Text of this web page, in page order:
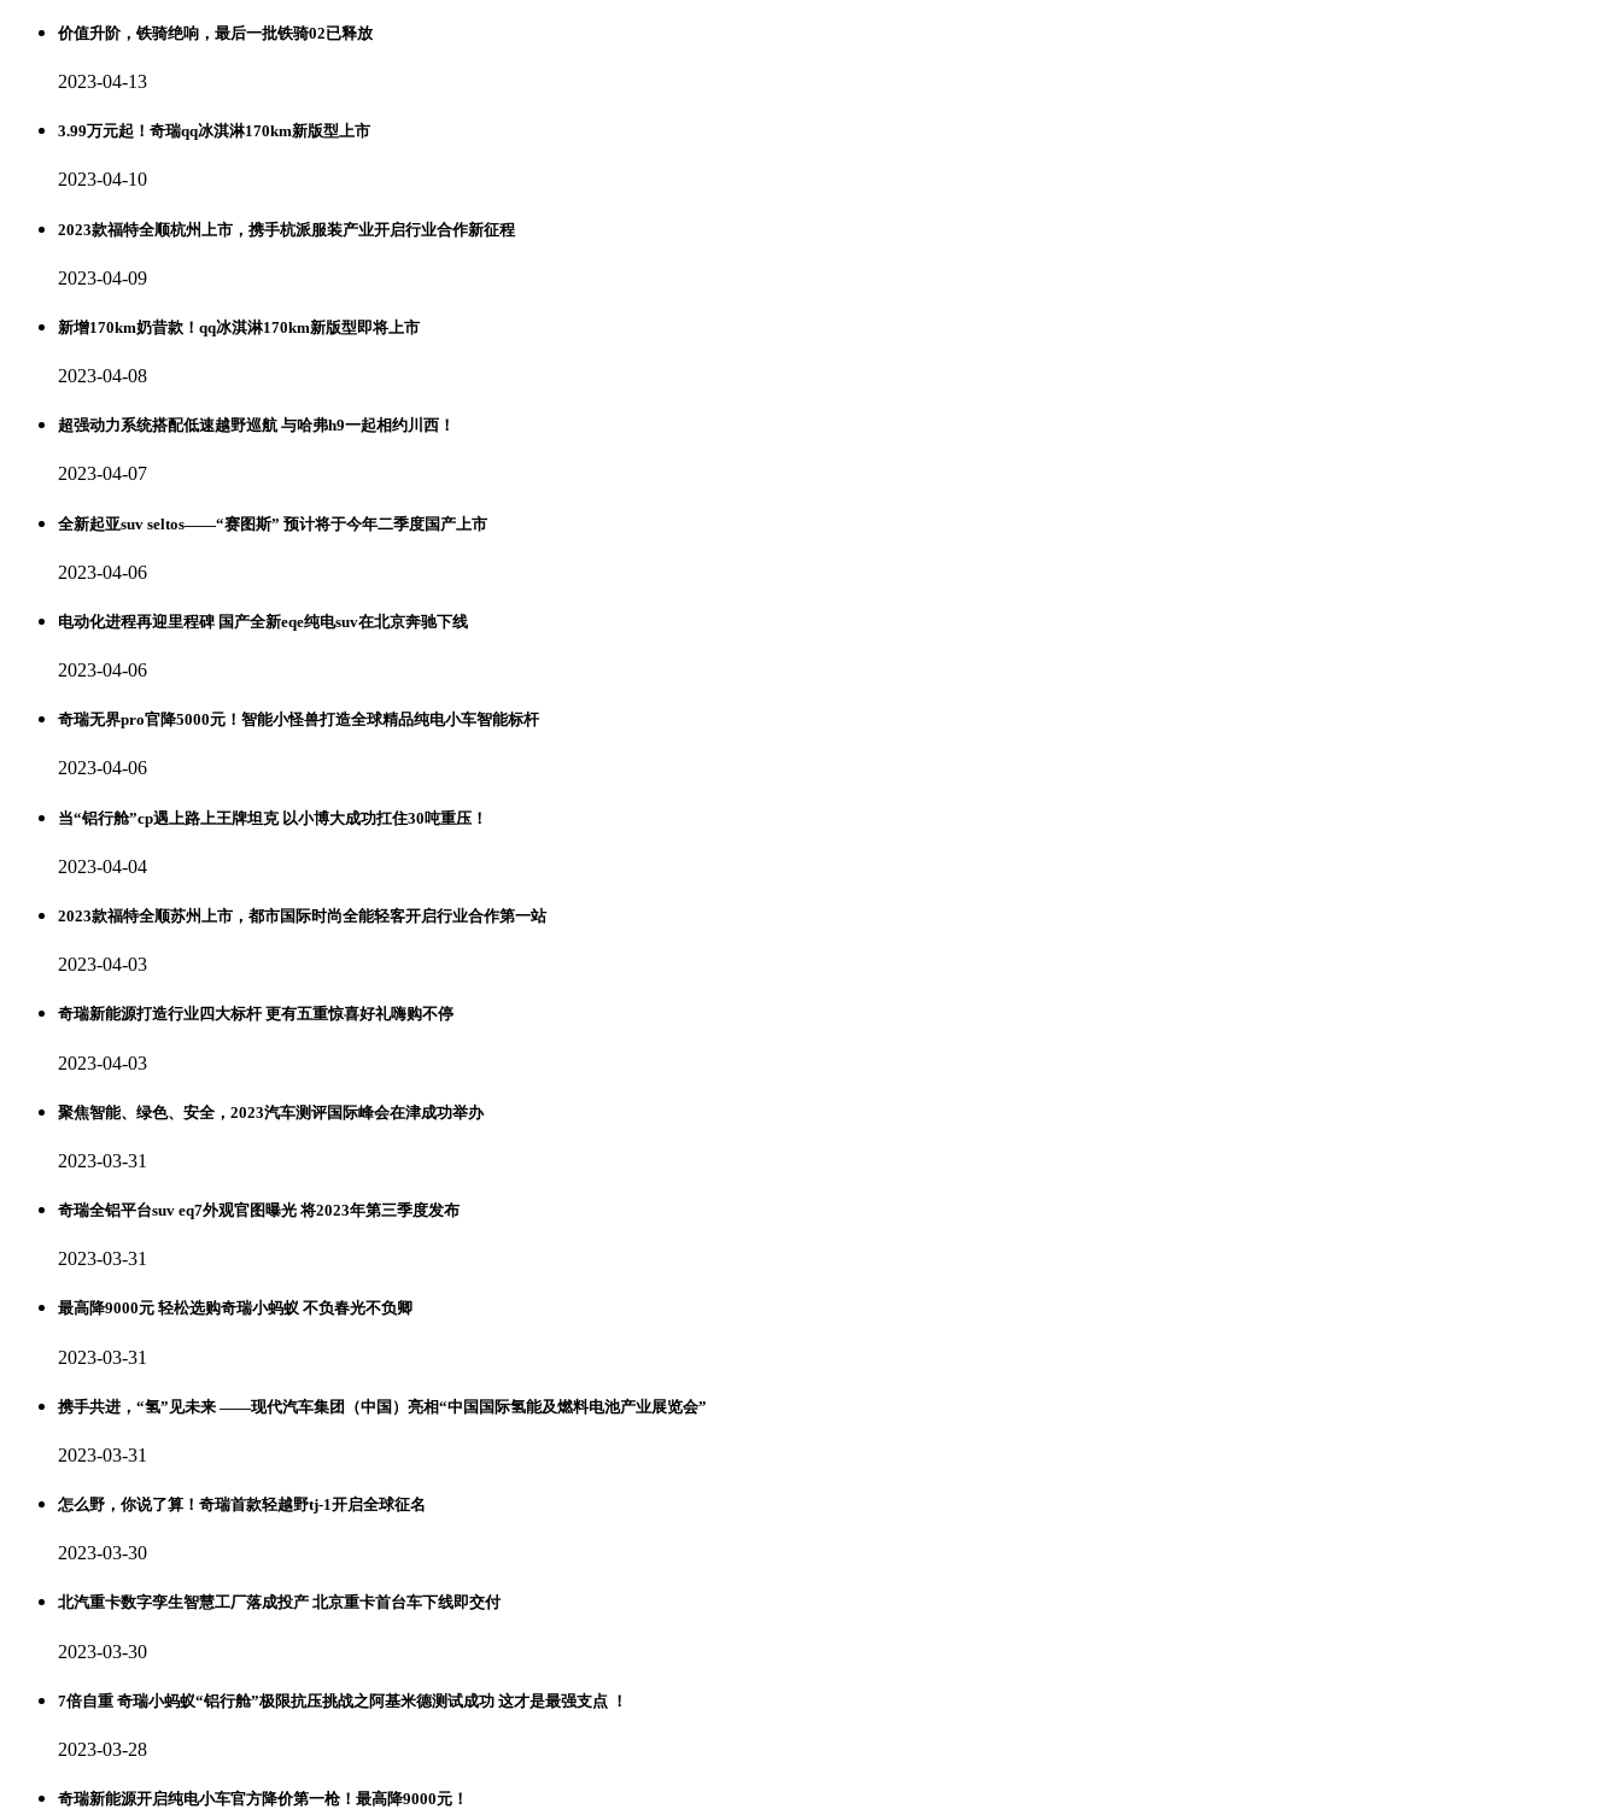
价值升阶，铁骑绝响，最后一批铁骑02已释放
2023-04-13
3.99万元起！奇瑞qq冰淇淋170km新版型上市
2023-04-10
2023款福特全顺杭州上市，携手杭派服装产业开启行业合作新征程
2023-04-09
新增170km奶昔款！qq冰淇淋170km新版型即将上市
2023-04-08
超强动力系统搭配低速越野巡航 与哈弗h9一起相约川西！
2023-04-07
全新起亚suv seltos——“赛图斯” 预计将于今年二季度国产上市
2023-04-06
电动化进程再迎里程碑 国产全新eqe纯电suv在北京奔驰下线
2023-04-06
奇瑞无界pro官降5000元！智能小怪兽打造全球精品纯电小车智能标杆
2023-04-06
当“铝行舱”cp遇上路上王牌坦克 以小博大成功扛住30吨重压！
2023-04-04
2023款福特全顺苏州上市，都市国际时尚全能轻客开启行业合作第一站
2023-04-03
奇瑞新能源打造行业四大标杆 更有五重惊喜好礼嗨购不停
2023-04-03
聚焦智能、绿色、安全，2023汽车测评国际峰会在津成功举办
2023-03-31
奇瑞全铝平台suv eq7外观官图曝光 将2023年第三季度发布
2023-03-31
最高降9000元 轻松选购奇瑞小蚂蚁 不负春光不负卿
2023-03-31
携手共进，“氢”见未来 ——现代汽车集团（中国）亮相“中国国际氢能及燃料电池产业展览会”
2023-03-31
怎么野，你说了算！奇瑞首款轻越野tj-1开启全球征名
2023-03-30
北汽重卡数字孪生智慧工厂落成投产 北京重卡首台车下线即交付
2023-03-30
7倍自重 奇瑞小蚂蚁“铝行舱”极限抗压挑战之阿基米德测试成功 这才是最强支点 ！
2023-03-28
奇瑞新能源开启纯电小车官方降价第一枪！最高降9000元！